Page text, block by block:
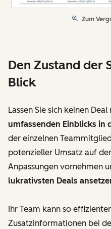
Zum
Den Zustand der
Blick
Lassen Sie sich keinen
umfassenden Einblicks in
der einzelnen
potenzieller Umsatz auf
Anpassungen vornehmen
lukrativsten Deals
Ihr Team kann so
Zusatzinformationen bei